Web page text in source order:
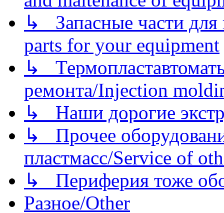
↳ Запасные части для
parts for your equipment
↳
ремонта/Injection
↳ Наши дорогие
↳ Прочее
пластмасс/Service of
↳ Периферия тоже
Разное/Other